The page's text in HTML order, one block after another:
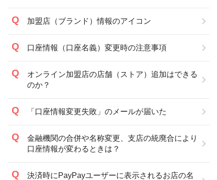
加盟店（ブランド）情報のアイコン
口座情報（口座名義）変更時の注意事項
オンライン加盟店の店舗（ストア）追加はできる
のか？
「口座情報変更失敗」のメールが届いた
金融機関の合併や名称変更、支店の統廃合により
口座情報が変わるときは？
決済時にPayPayユーザーに表示されるお店の名